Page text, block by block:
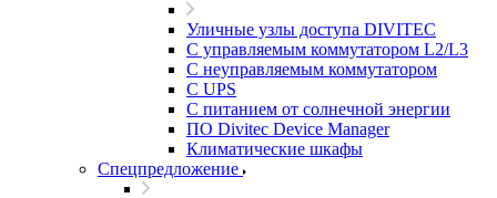
Уличные узлы доступа DIVITEC
С управляемым коммутатором L2/L3
С неуправляемым коммутатором
С UPS
С питанием от солнечной энергии
ПО Divitec Device Manager
Климатические шкафы
Спецпредложение